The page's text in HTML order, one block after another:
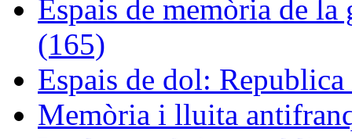
Espais de memòria de
(165)
Espais de dol:
Memòria i lluita